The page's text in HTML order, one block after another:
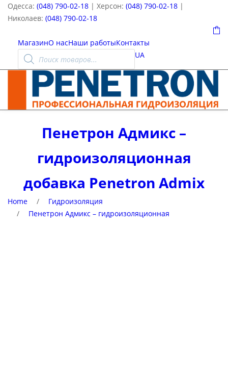
Одесса: (048) 790-02-18 | Херсон: (048) 790-02-18 |
Николаев: (048) 790-02-18
0
МагазинО насНаши работыКонтакты
Поиск
товаров UA
Пенетрон Адмикс –
гидроизоляционная
добавка Penetron Admix
Home /
Гидроизоляция
/
Пенетрон Адмикс – гидроизоляционная